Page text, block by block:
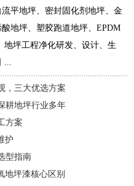
平地坪、密封固化剂地坪、金
地坪、塑胶跑道地坪、EPDM
地坪工程净化研发、设计、生
，三大优选方案
耕地坪行业多年
方案
护
型指南
地坪漆核心区别